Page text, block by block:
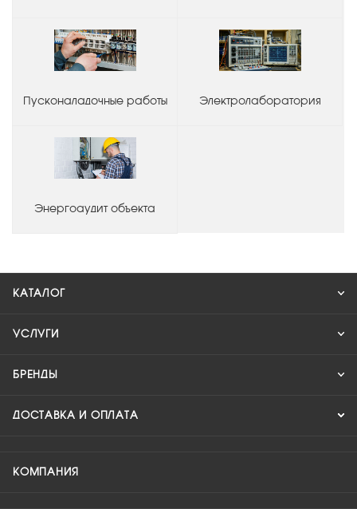
Пусконаладочные работы Электролаборатория
Энергоаудит объекта
КАТАЛОГ
УСЛУГИ
БРЕНДЫ
ДОСТАВКА И ОПЛАТА
КОМПАНИЯ